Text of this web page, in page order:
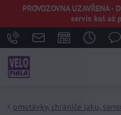
PROVOZOVNA UZAVŘENA
servis kol až
omotávky, chrániče laku,